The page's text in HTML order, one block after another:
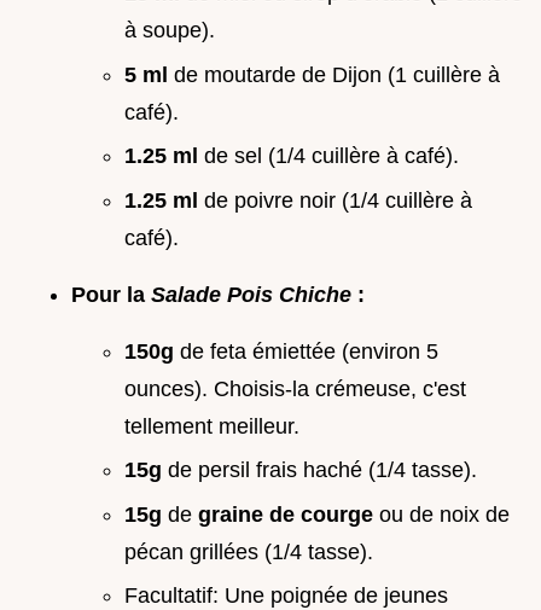
à soupe).
5 ml de moutarde de Dijon (1 cuillère à
café).
1.25 ml de sel (1/4 cuillère à café).
1.25 ml de poivre noir (1/4 cuillère à
café).
Pour la Salade Pois Chiche :
150g de feta émiettée (environ 5
ounces). Choisis-la crémeuse, c'est
tellement meilleur.
15g de persil frais haché (1/4 tasse).
15g de graine de courge ou de noix de
pécan grillées (1/4 tasse).
Facultatif: Une poignée de jeunes